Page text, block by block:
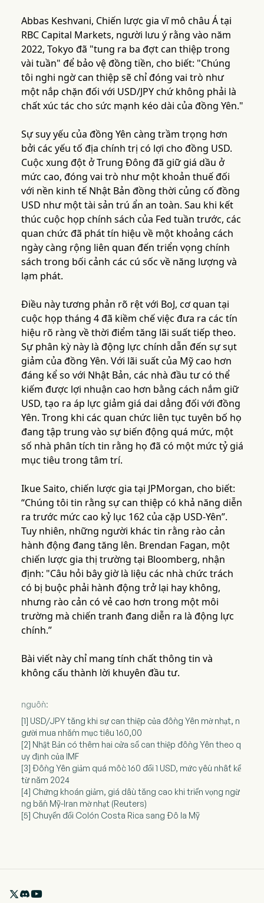
Abbas Keshvani, Chiến lược gia vĩ mô châu Á tại
RBC Capital Markets, người lưu ý rằng vào năm
2022, Tokyo đã "tung ra ba đợt can thiệp trong
vài tuần" để bảo vệ đồng tiền, cho biết: "Chúng
tôi nghi ngờ can thiệp sẽ chỉ đóng vai trò như
một nắp chặn đối với USD/JPY chứ không phải là
chất xúc tác cho sức mạnh kéo dài của đồng Yên."
Sự suy yếu của đồng Yên càng trầm trọng hơn
bởi các yếu tố địa chính trị có lợi cho đồng USD.
Cuộc xung đột ở Trung Đông đã giữ giá dầu ở
mức cao, đóng vai trò như một khoản thuế đối
với nền kinh tế Nhật Bản đồng thời củng cố đồng
USD như một tài sản trú ẩn an toàn. Sau khi kết
thúc cuộc họp chính sách của Fed tuần trước, các
quan chức đã phát tín hiệu về một khoảng cách
ngày càng rộng liên quan đến triển vọng chính
sách trong bối cảnh các cú sốc về năng lượng và
lạm phát.
Điều này tương phản rõ rệt với BoJ, cơ quan tại
cuộc họp tháng 4 đã kiềm chế việc đưa ra các tín
hiệu rõ ràng về thời điểm tăng lãi suất tiếp theo.
Sự phân kỳ này là động lực chính dẫn đến sự sụt
giảm của đồng Yên. Với lãi suất của Mỹ cao hơn
đáng kể so với Nhật Bản, các nhà đầu tư có thể
kiếm được lợi nhuận cao hơn bằng cách nắm giữ
USD, tạo ra áp lực giảm giá dai dẳng đối với đồng
Yên. Trong khi các quan chức liên tục tuyên bố họ
đang tập trung vào sự biến động quá mức, một
số nhà phân tích tin rằng họ đã có một mức tỷ giá
mục tiêu trong tâm trí.
Ikue Saito, chiến lược gia tại JPMorgan, cho biết:
“Chúng tôi tin rằng sự can thiệp có khả năng diễn
ra trước mức cao kỷ lục 162 của cặp USD-Yên”.
Tuy nhiên, những người khác tin rằng rào cản
hành động đang tăng lên. Brendan Fagan, một
chiến lược gia thị trường tại Bloomberg, nhận
định: "Câu hỏi bây giờ là liệu các nhà chức trách
có bị buộc phải hành động trở lại hay không,
nhưng rào cản có vẻ cao hơn trong một môi
trường mà chiến tranh đang diễn ra là động lực
chính.”
Bài viết này chỉ mang tính chất thông tin và
không cấu thành lời khuyên đầu tư.
nguồn:
[1] USD/JPY tăng khi sự can thiệp của đồng Yên mờ nhạt, n
gười mua nhắm mục tiêu 160,00
[2] Nhật Bản có thêm hai cửa sổ can thiệp đồng Yên theo q
uy định của IMF
[3] Đồng Yên giảm quá mốc 160 đổi 1 USD, mức yếu nhất kể
từ năm 2024
[4] Chứng khoán giảm, giá dầu tăng cao khi triển vọng ngừ
ng bắn Mỹ-Iran mờ nhạt (Reuters)
[5] Chuyển đổi Colón Costa Rica sang Đô la Mỹ
